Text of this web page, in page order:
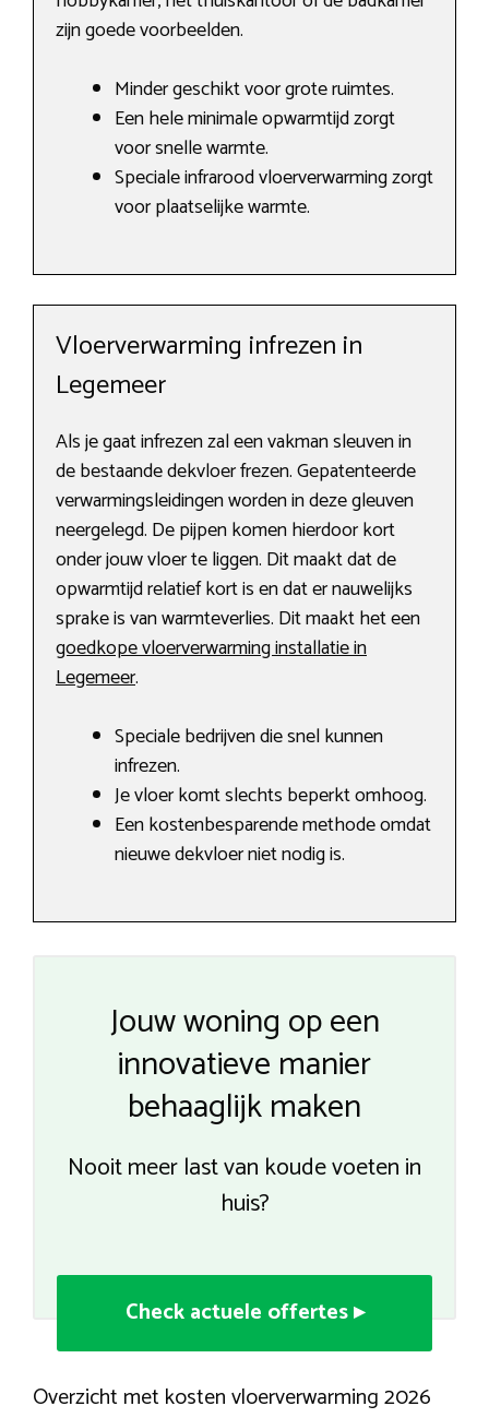
zijn goede voorbeelden.
Minder geschikt voor grote ruimtes.
Een hele minimale opwarmtijd zorgt
voor snelle warmte.
Speciale infrarood vloerverwarming zorgt
voor plaatselijke warmte.
Vloerverwarming infrezen in
Legemeer
Als je gaat infrezen zal een vakman sleuven in
de bestaande dekvloer frezen. Gepatenteerde
verwarmingsleidingen worden in deze gleuven
neergelegd. De pijpen komen hierdoor kort
onder jouw vloer te liggen. Dit maakt dat de
opwarmtijd relatief kort is en dat er nauwelijks
sprake is van warmteverlies. Dit maakt het een
goedkope vloerverwarming installatie in
Legemeer.
Speciale bedrijven die snel kunnen
infrezen.
Je vloer komt slechts beperkt omhoog.
Een kostenbesparende methode omdat
nieuwe dekvloer niet nodig is.
Jouw woning op een
innovatieve manier
behaaglijk maken
Nooit meer last van koude voeten in
huis?
Check actuele offertes ▸
Overzicht met kosten vloerverwarming 2026